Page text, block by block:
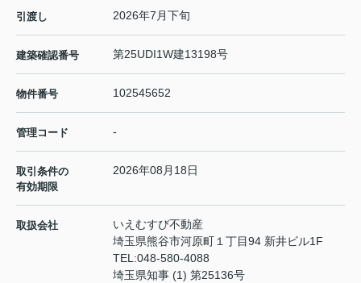
引渡し 2026年7月下旬
建築確認番号 第25UDI1W建13198号
物件番号 102545652
管理コード -
取引条件の
有効期限
2026年08月18日
取扱会社
いえむすび不動産
埼玉県熊谷市河原町１丁目94 新井ビル1F
TEL:048-580-4088
埼玉県知事 (1) 第25136号